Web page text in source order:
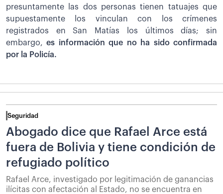
presuntamente las dos personas tienen tatuajes que
supuestamente los vinculan con los crímenes
registrados en San Matías los últimos días; sin
embargo,es información que no ha sido confirmada
por la Policía.
Seguridad
Abogado dice que Rafael Arce está
fuera de Bolivia y tiene condición de
refugiado político
Rafael Arce, investigado por legitimación de ganancias
ilícitas con afectación al Estado, no se encuentra en